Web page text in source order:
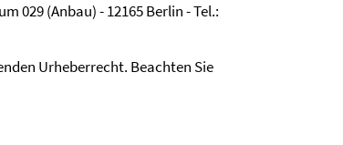
029 (Anbau) - 12165 Berlin - Tel.:
Urheberrecht. Beachten Sie